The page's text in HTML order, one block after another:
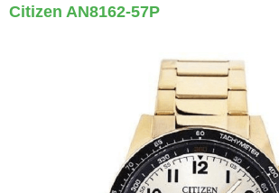
Citizen AN8162-57P